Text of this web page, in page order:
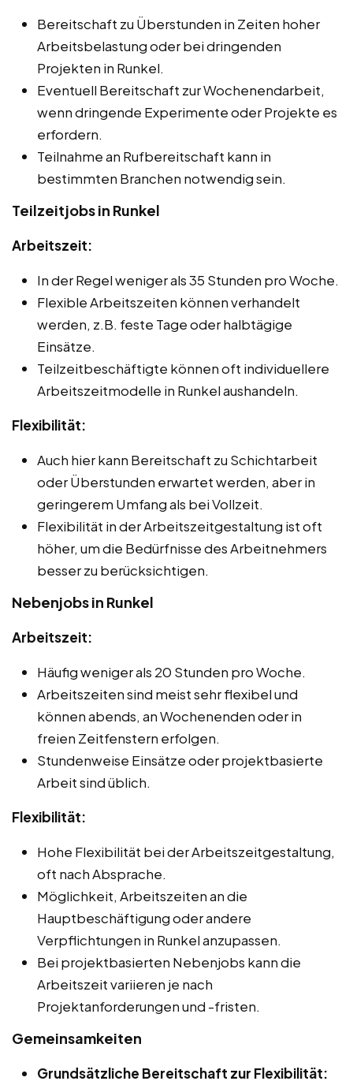
Bereitschaft zu Überstunden in Zeiten hoher
Arbeitsbelastung oder bei dringenden
Projekten in Runkel.
Eventuell Bereitschaft zur Wochenendarbeit,
wenn dringende Experimente oder Projekte es
erfordern.
Teilnahme an Rufbereitschaft kann in
bestimmten Branchen notwendig sein.
Teilzeitjobs in Runkel
Arbeitszeit:
In der Regel weniger als 35 Stunden pro Woche.
Flexible Arbeitszeiten können verhandelt
werden, z.B. feste Tage oder halbtägige
Einsätze.
Teilzeitbeschäftigte können oft individuellere
Arbeitszeitmodelle in Runkel aushandeln.
Flexibilität:
Auch hier kann Bereitschaft zu Schichtarbeit
oder Überstunden erwartet werden, aber in
geringerem Umfang als bei Vollzeit.
Flexibilität in der Arbeitszeitgestaltung ist oft
höher, um die Bedürfnisse des Arbeitnehmers
besser zu berücksichtigen.
Nebenjobs in Runkel
Arbeitszeit:
Häufig weniger als 20 Stunden pro Woche.
Arbeitszeiten sind meist sehr flexibel und
können abends, an Wochenenden oder in
freien Zeitfenstern erfolgen.
Stundenweise Einsätze oder projektbasierte
Arbeit sind üblich.
Flexibilität:
Hohe Flexibilität bei der Arbeitszeitgestaltung,
oft nach Absprache.
Möglichkeit, Arbeitszeiten an die
Hauptbeschäftigung oder andere
Verpflichtungen in Runkel anzupassen.
Bei projektbasierten Nebenjobs kann die
Arbeitszeit variieren je nach
Projektanforderungen und -fristen.
Gemeinsamkeiten
Grundsätzliche Bereitschaft zur Flexibilität: